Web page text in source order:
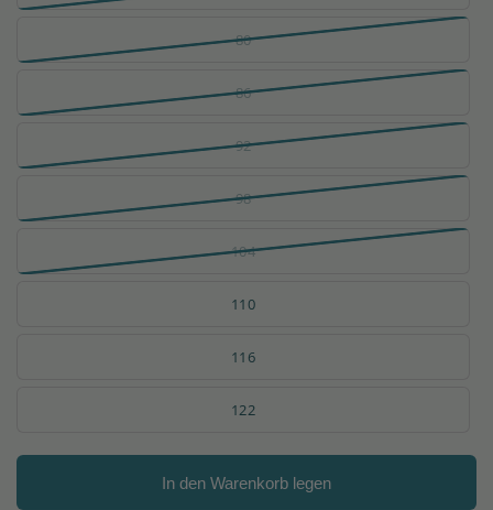
80
86
92
98
104
110
116
122
In den Warenkorb legen